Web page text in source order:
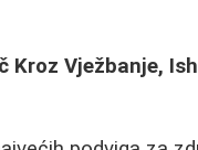
Vježbanje,